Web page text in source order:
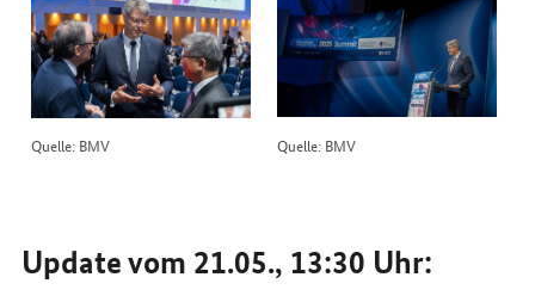
Quelle: BMV Quelle: BMV
Update vom 21.05., 13:30 Uhr: